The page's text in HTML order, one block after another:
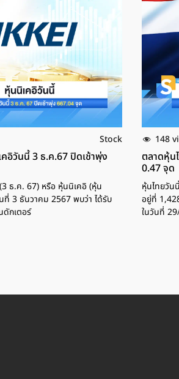
Stock
อิวันนี้ 3 ธ.ค.67 ปิดเช้าพุ่ง
ธ.ค. 67) หรือ หุ้นนิเคอิ (หุ้น
นที่ 3 ธันวาคม 2567 พบว่า ได้รับ
ดักเตอร์
148
ตลาดหุ้น
0.47 จุด
หุ้นไทยวัน
อยู่ที่
ในวันที่